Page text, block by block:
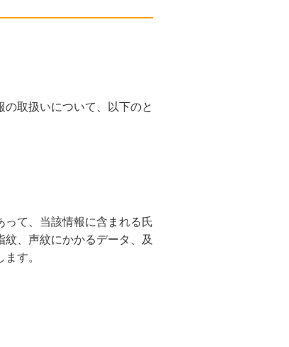
取扱いについて、以下のと
って、当該情報に含まれる氏
、声紋にかかるデータ、及
す。